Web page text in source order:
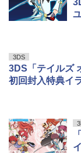
3DS
3DS「テイルズ
初回封入特典イ